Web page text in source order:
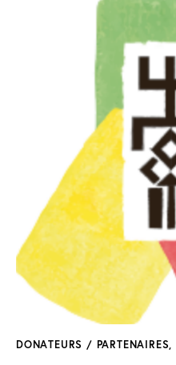
DONATEURS / PARTENAIRES,